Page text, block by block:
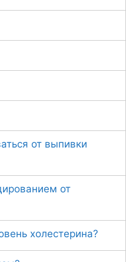
от выпивки
от
холестерина?